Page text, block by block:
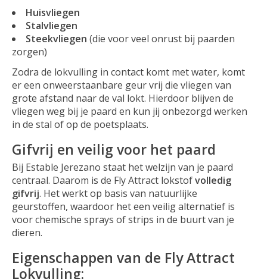
Huisvliegen
Stalvliegen
Steekvliegen (die voor veel onrust bij paarden
zorgen)
Zodra de lokvulling in contact komt met water, komt
er een onweerstaanbare geur vrij die vliegen van
grote afstand naar de val lokt. Hierdoor blijven de
vliegen weg bij je paard en kun jij onbezorgd werken
in de stal of op de poetsplaats.
Gifvrij en veilig voor het paard
Bij Estable Jerezano staat het welzijn van je paard
centraal. Daarom is de Fly Attract lokstofvolledig
gifvrij. Het werkt op basis van natuurlijke
geurstoffen, waardoor het een veilig alternatief is
voor chemische sprays of strips in de buurt van je
dieren.
Eigenschappen van de Fly Attract
Lokvulling: